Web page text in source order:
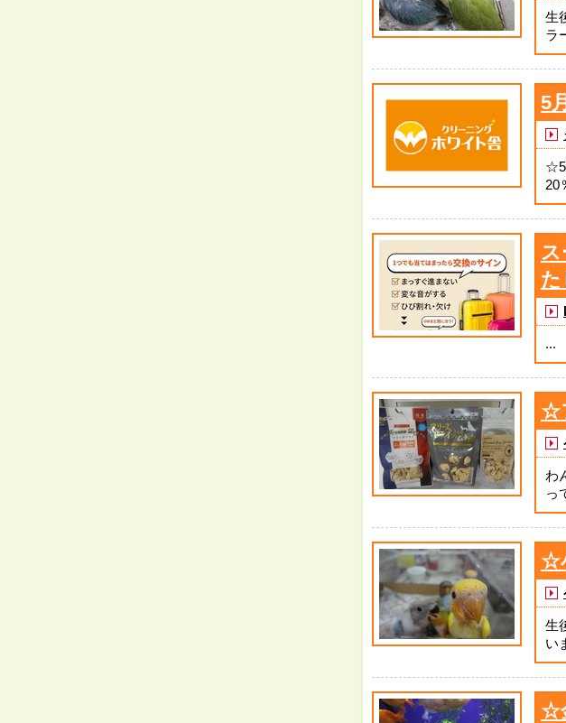
生
ラ
5
☆5
20
ス
た
...
☆
わ
っ
☆
生
い
☆